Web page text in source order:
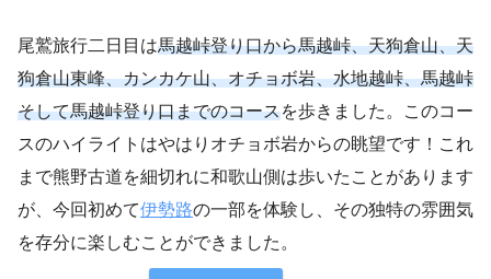
尾鷲旅行二日目は馬越峠登り口から馬越峠、天狗倉山、天
狗倉山東峰、カンカケ山、オチョボ岩、水地越峠、馬越峠
そして馬越峠登り口までのコースを歩きました。このコー
スのハイライトはやはりオチョボ岩からの眺望です！これ
まで熊野古道を細切れに和歌山側は歩いたことがあります
が、今回初めて伊勢路の一部を体験し、その独特の雰囲気
を存分に楽しむことができました。